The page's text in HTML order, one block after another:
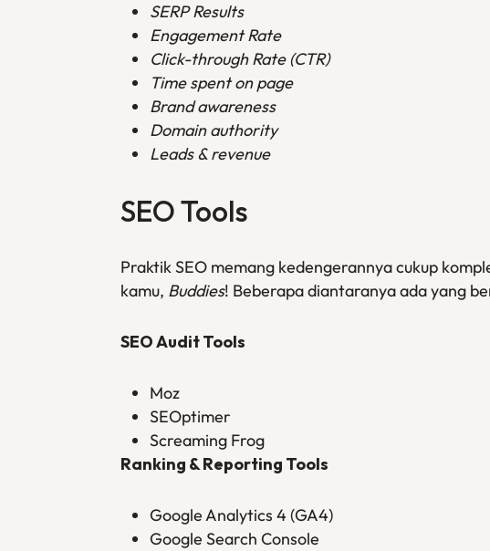
SERP Results
Engagement Rate
Click-through Rate (CTR)
Time spent on page
Brand awareness
Domain authority
Leads & revenue
SEOTools
Praktik SEO memang kedengerannya cukup
kamu, Buddies! Beberapa diantaranya ada yang
SEOAudit Tools
Moz
SEOptimer
Screaming Frog
Ranking &Reporting Tools
Google Analytics 4 (GA4)
Google Search Console